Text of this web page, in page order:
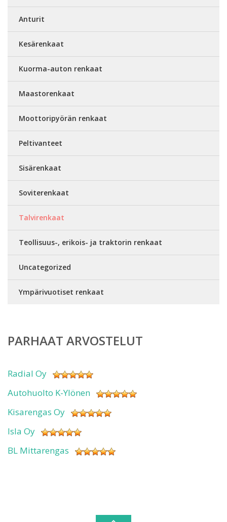
Anturit
Kesärenkaat
Kuorma-auton renkaat
Maastorenkaat
Moottoripyörän renkaat
Peltivanteet
Sisärenkaat
Soviterenkaat
Talvirenkaat
Teollisuus-, erikois- ja traktorin renkaat
Uncategorized
Ympärivuotiset renkaat
PARHAAT ARVOSTELUT
Radial Oy
Autohuolto K-Ylönen
Kisarengas Oy
Isla Oy
BL Mittarengas